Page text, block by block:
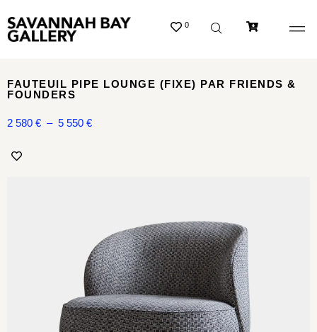
0
FAUTEUIL PIPE LOUNGE (FIXE) PAR FRIENDS &
FOUNDERS
2 580 € – 5 550 €